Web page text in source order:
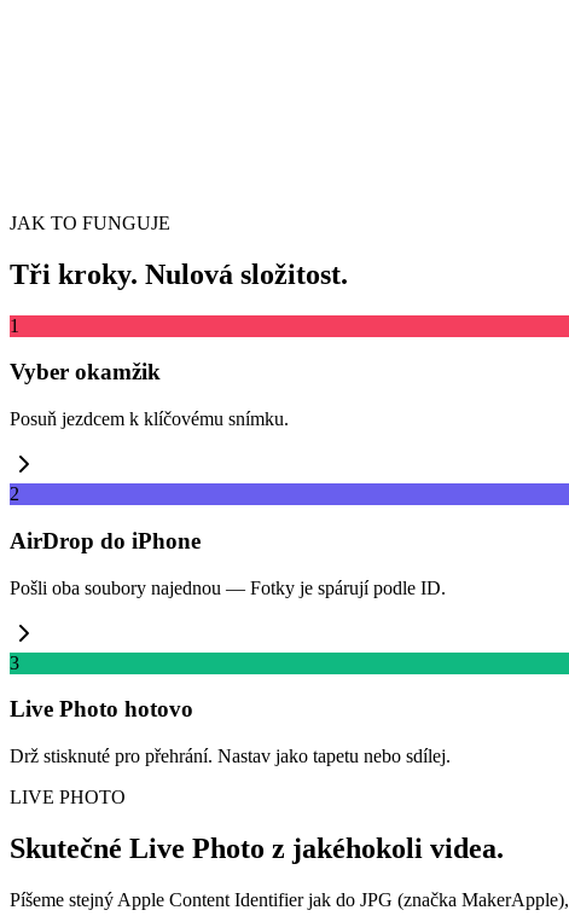
JAK TO FUNGUJE
Tři kroky. Nulová složitost.
1
Vyber okamžik
Posuň jezdcem k klíčovému snímku.
2
AirDrop do iPhone
Pošli oba soubory najednou — Fotky je spárují podle ID.
3
Live Photo hotovo
Drž stisknuté pro přehrání. Nastav jako tapetu nebo sdílej.
LIVE PHOTO
Skutečné Live Photo z jakéhokoli videa.
Píšeme stejný Apple Content Identifier jak do JPG (značka